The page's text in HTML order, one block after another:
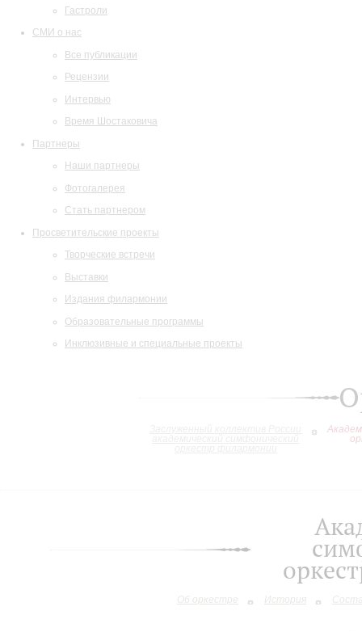
Гастроли
СМИ о нас
Все публикации
Рецензии
Интервью
Время Шостаковича
Партнеры
Наши партнеры
Фотогалерея
Стать партнером
Просветительские проекты
Творческие встречи
Выставки
Издания филармонии
Образовательные программы
Инклюзивные и специальные проекты
Об оркестре История